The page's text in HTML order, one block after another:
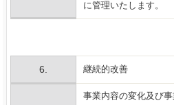
に管理いたします。
6. 継続的改善
事業内容の変化及び